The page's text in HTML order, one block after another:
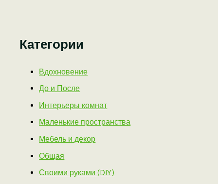
Категории
Вдохновение
До и После
Интерьеры комнат
Маленькие пространства
Мебель и декор
Общая
Своими руками (DIY)